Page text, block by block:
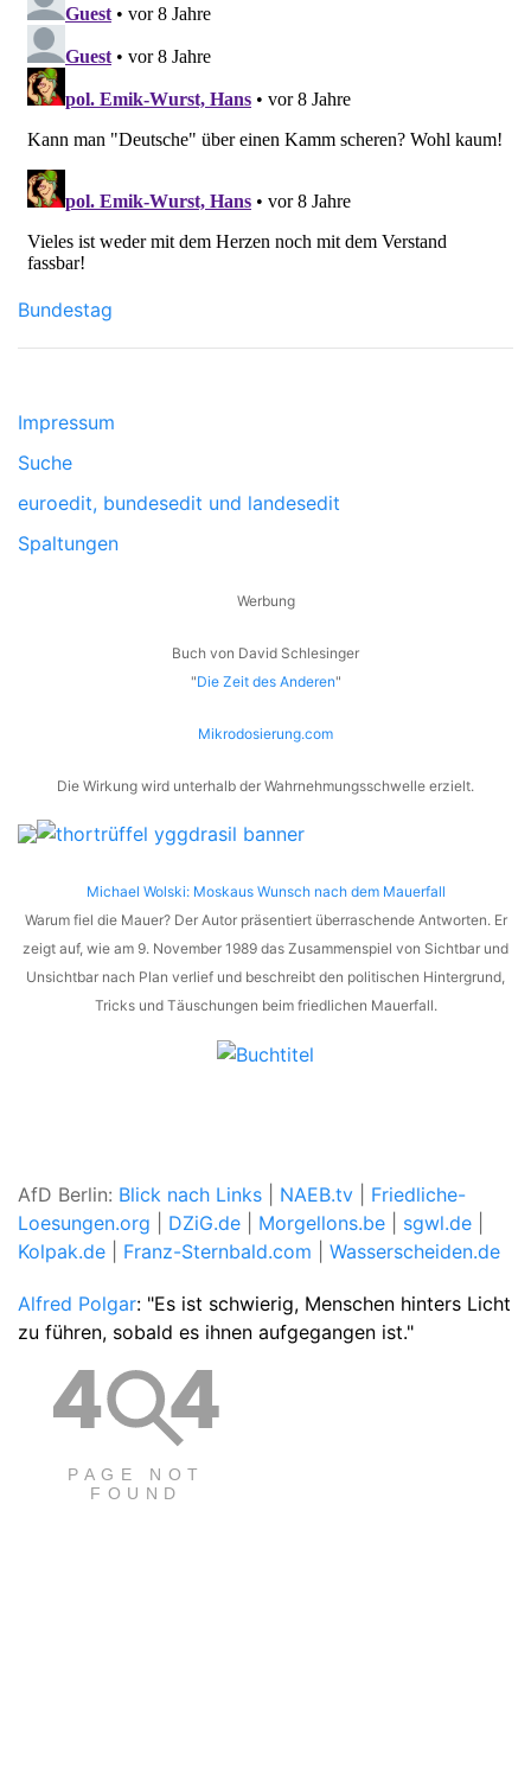
Bundestag
Impressum
Suche
euroedit, bundesedit und landesedit
Spaltungen
Werbung
Buch von David Schlesinger
"Die Zeit des Anderen"
Mikrodosierung.com
Die Wirkung wird unterhalb der Wahrnehmungsschwelle erzielt.
Michael Wolski: Moskaus Wunsch nach dem Mauerfall
Warum fiel die Mauer? Der Autor präsentiert überraschende Antworten. Er
zeigt auf, wie am 9. November 1989 das Zusammenspiel von Sichtbar und
Unsichtbar nach Plan verlief und beschreibt den politischen Hintergrund,
Tricks und Täuschungen beim friedlichen Mauerfall.
AfD Berlin: Blick nach Links NAEB.tv
Friedliche-
Loesungen.org
DZiG.de Morgellons.be sgwl.de
Kolpak.de
Franz-Sternbald.com Wasserscheiden.de
Alfred Polgar: "Es ist schwierig, Menschen hinters Licht
zu führen, sobald es ihnen aufgegangen ist."